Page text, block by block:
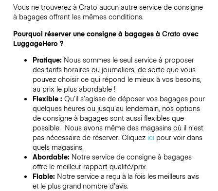
Vous ne trouverez à Crato aucun autre service de consigne
à bagages offrant les mêmes conditions.
Pourquoi réserver une consigne à bagages à Crato avec
LuggageHero ?
Pratique: Nous sommes le seul service à proposer
des tarifs horaires ou journaliers, de sorte que vous
pouvez choisir ce qui répond le mieux à vos besoins,
au prix le plus abordable !
Flexible : Qu’il s’agisse de déposer vos bagages pour
quelques heures ou jusqu’au lendemain, nos options
de consigne à bagages sont aussi flexibles que
possible. Nous avons même des magasins où il n’est
pas nécessaire de réserver. Cliquez icipour voir dans
quels magasins.
Abordable: Notre service de consigne à bagages
offre le meilleur rapport qualité/prix
Fiable: Notre service a reçu à la fois les meilleurs avis
et le plus grand nombre d’avis.